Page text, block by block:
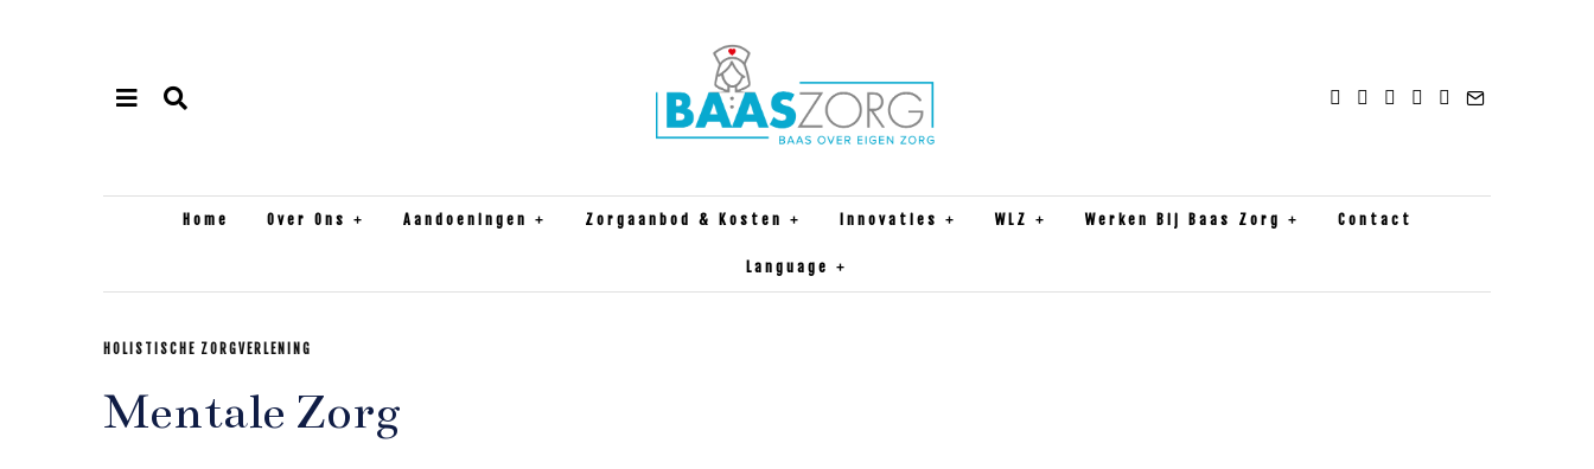
Home Over Ons Aandoeningen Zorgaanbod & Kosten Innovaties WLZ Werken Bij Baas Zorg Contact
Language
HOLISTISCHE ZORGVERLENING
Mentale Zorg